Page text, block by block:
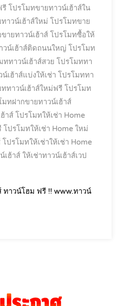
รี โปรโมทขายทาวน์เฮ้าส์ใน
าวน์เฮ้าส์ใหม่ โปรโมทขาย
ายทาวน์เฮ้าส์ โปรโมทซื้อให้
วน์เฮ้าส์ติดถนนใหญ่ โปรโมท
ททาวน์เฮ้าส์สวย โปรโมททา
เฮ้าส์แบ่งให้เช่า โปรโมททา
ทาวน์เฮ้าส์ใหม่ฟรี โปรโมท
มทฝากขายทาวน์เฮ้าส์
าส์ โปรโมทให้เช่า Home
โปรโมทให้เช่า Home ใหม่
โปรโมทให้เช่าให้เช่า Home
เฮ้าส์ ให้เช่าทาวน์เฮ้าส์เวป
ทาวน์โฮม ฟรี !! www.ทาวน์